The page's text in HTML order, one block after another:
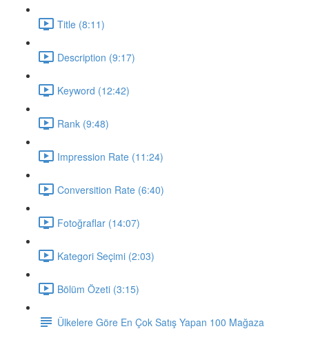
Title (8:11)
Description (9:17)
Keyword (12:42)
Rank (9:48)
Impression Rate (11:24)
Conversition Rate (6:40)
Fotoğraflar (14:07)
Kategori Seçimi (2:03)
Bölüm Özeti (3:15)
Ülkelere Göre En Çok Satış Yapan 100 Mağaza